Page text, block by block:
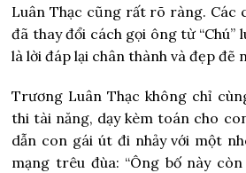
Luân Thạc cũng rất rõ ràng. Các
đã thay đổi cách gọi ông từ “Chú”
là lời đáp lại chân thành và đẹp đẽ
Trương Luân Thạc không chỉ
thi tài năng, dạy kèm toán cho
dẫn con gái út đi nhảy với một
mạng trêu đùa: “Ông bố này